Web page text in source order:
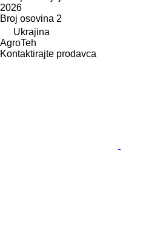
2026
Broj osovina 2
Ukrajina
AgroTeh
Kontaktirajte prodavca